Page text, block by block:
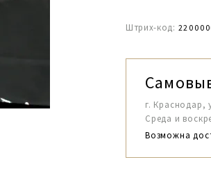
Штрих-код:
г. Краснодар,
Среда и
Возможна